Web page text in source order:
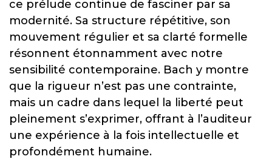
ce prélude continue de fasciner par sa
modernité. Sa structure répétitive, son
mouvement régulier et sa clarté formelle
résonnent étonnamment avec notre
sensibilité contemporaine. Bach y montre
que la rigueur n’est pas une contrainte,
mais un cadre dans lequel la liberté peut
pleinement s’exprimer, offrant à l’auditeur
une expérience à la fois intellectuelle et
profondément humaine.